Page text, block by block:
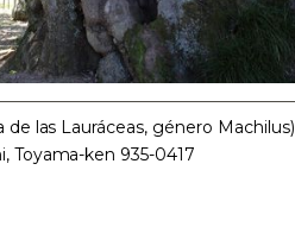
de las Lauráceas, género Machilus)
Toyama-ken 935-0417